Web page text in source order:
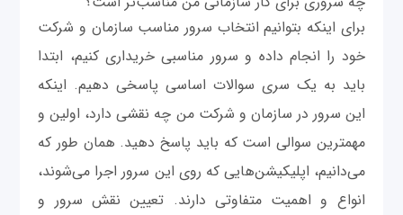
برای اینکه بتوانیم انتخاب سرور مناسب سازمان و شرکت
خود را انجام داده و سرور مناسبی خریداری کنیم، ابتدا
باید به یک سری سوالات اساسی پاسخی دهیم. اینکه
این سرور در سازمان و شرکت من چه نقشی دارد، اولین و
مهمترین سوالی است که باید پاسخ دهید. همان طور که
می‌دانیم، اپلیکیشن‌هایی که روی این سرور اجرا می‌شوند،
انواع و اهمیت متفاوتی دارند. تعیین نقش سرور و